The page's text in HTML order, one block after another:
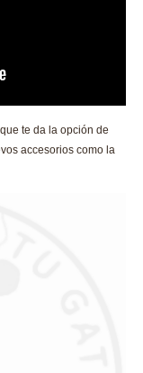
te da la opción de
accesorios como la